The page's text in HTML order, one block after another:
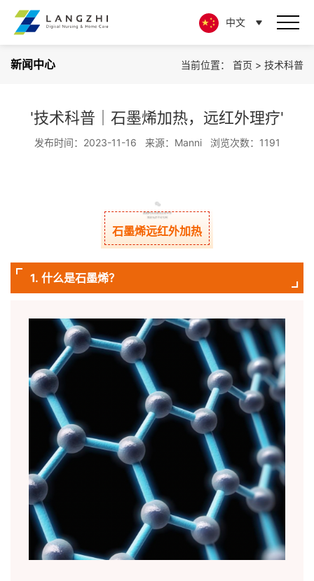
中文
新闻中心 当前位置： 首页 > 技术科普
'技术科普｜石墨烯加热，远红外理疗'
发布时间：2023-11-16 来源：Manni 浏览次数：1191
石墨烯远红外加热
1.什么是石墨烯？